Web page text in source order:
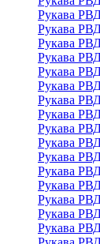
Рукава
Рукава
Рукава
Рукава
Рукава
Рукава
Рукава
Рукава
Рукава
Рукава
Рукава
Рукава
Рукава
Рукава
Рукава
Рукава